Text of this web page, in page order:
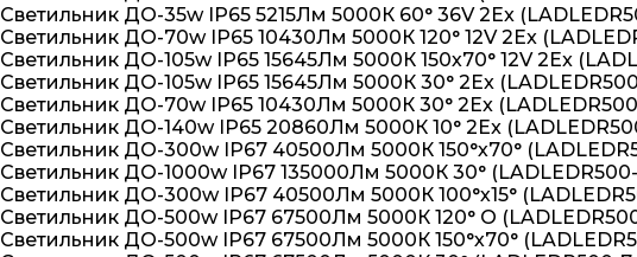
Светильник ДО-35w IP65 5215Лм 5000К 60° 36V 2Ex
Светильник ДО-70w IP65 10430Лм 5000К 120° 12V 2Ex
Светильник ДО-105w IP65 15645Лм 5000К 150х70° 12V 2Ex
Светильник ДО-105w IP65 15645Лм 5000К 30° 2Ex
Светильник ДО-70w IP65 10430Лм 5000К 30° 2Ex
Светильник ДО-140w IP65 20860Лм 5000К 10° 2Ex
Светильник ДО-300w IP67 40500Лм 5000К 150°х70°
Светильник ДО-1000w IP67 135000Лм 5000К 30°
Светильник ДО-300w IP67 40500Лм 5000К 100°х15°
Светильник ДО-500w IP67 67500Лм 5000К 120° О
Светильник ДО-500w IP67 67500Лм 5000К 150°х70°